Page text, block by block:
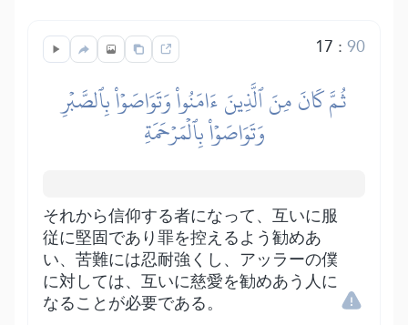
17 :90
ثُمَّ كَانَ مِنَ ٱلَّذِينَ ءَامَنُواْ وَتَوَاصَوۡاْ بِٱلصَّبۡرِ
وَتَوَاصَوۡاْ بِٱلۡمَرۡحَمَةِ
それから信仰する者になって、互いに服
従に堅固であり罪を控えるよう勧めあ
い、苦難には忍耐強くし、アッラーの僕
に対しては、互いに慈愛を勧めあう人に
なることが必要である。